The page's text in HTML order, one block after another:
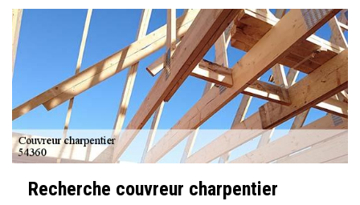
Recherche couvreur charpentier